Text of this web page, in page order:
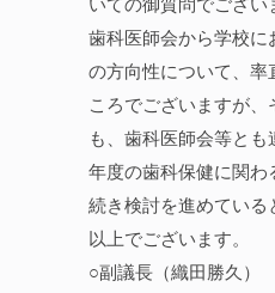
歯科医師会から学校に
の方向性について、率
ころでございますが
も、歯科医師会等と
年度の歯科保健に関わ
続き検討を進めている
以上でございます。
○副議長（織田勝久）